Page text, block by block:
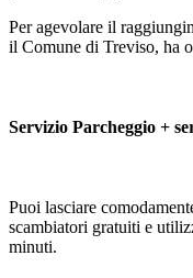
Per agevolare il
il Comune di Treviso, ha
Servizio Parcheggio +
Puoi lasciare
scambiatori gratuiti e
minuti.